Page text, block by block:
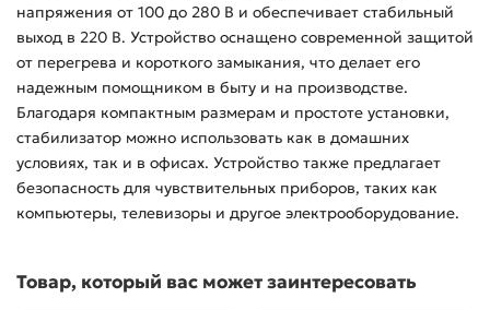
напряжения от 100 до 280 В и обеспечивает стабильный
выход в 220 В. Устройство оснащено современной защитой
от перегрева и короткого замыкания, что делает его
надежным помощником в быту и на производстве.
Благодаря компактным размерам и простоте установки,
стабилизатор можно использовать как в домашних
условиях, так и в офисах. Устройство также предлагает
безопасность для чувствительных приборов, таких как
компьютеры, телевизоры и другое электрооборудование.
Товар, который вас может заинтересовать